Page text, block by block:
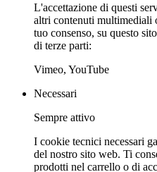
L'accettazione di questi
altri contenuti multimediali
tuo consenso, su questo
di terze parti:
Vimeo, YouTube
Necessari
Sempre attivo
I cookie tecnici necessari
del nostro sito web. Ti
prodotti nel carrello o di